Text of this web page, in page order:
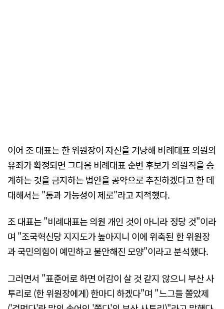
이어 조 대표는 한 위원장이 자신을 겨냥해 비례대표 의원의
유죄가 확정되면 그다음 비례대표 순번 후보가 의원직을 승
계하는 것을 금지하는 법안을 공약으로 추진하겠다고 한 데
대해서는 "통과 가능성이 제로"라고 지적했다.
조 대표는 "비례대표는 의원 개인 것이 아니라 정당 것"이라
며 "조국혁신당 지지도가 높아지니 이에 위축된 한 위원장
과 국민의힘이 예민하고 불안해진 모양"이라고 분석했다.
그러면서 "표준어로 하면 어감이 살 것 같지 않으니 부산 사
투리로 (한 위원장에게) 한마디 하겠다"며 "느그들 쫄았제